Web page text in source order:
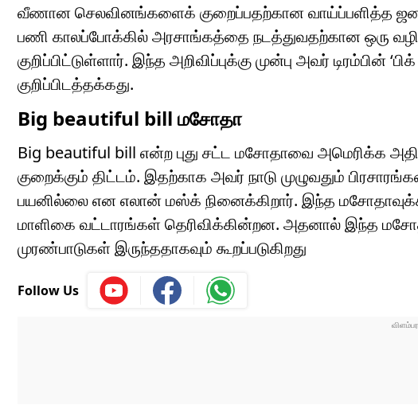
வீணான செலவினங்களைக் குறைப்பதற்கான வாய்ப்பளித்த
பணி காலப்போக்கில் அரசாங்கத்தை நடத்துவதற்கான ஒரு
குறிப்பிட்டுள்ளார். இந்த அறிவிப்புக்கு முன்பு அவர் டிரம்பின்
குறிப்பிடத்தக்கது.
Big beautiful bill மசோதா
Big beautiful bill என்ற புது சட்ட மசோதாவை அமெரிக்க
குறைக்கும் திட்டம். இதற்காக அவர் நாடு முழுவதும்
பயனில்லை என எலான் மஸ்க் நினைக்கிறார். இந்த
மாளிகை வட்டாரங்கள் தெரிவிக்கின்றன. அதனால் இந்த
முரண்பாடுகள் இருந்ததாகவும் கூறப்படுகிறது
Follow Us